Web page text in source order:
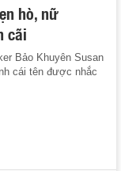
hò, nữ
cãi
Bảo Khuyên Susan
cái tên được nhắc